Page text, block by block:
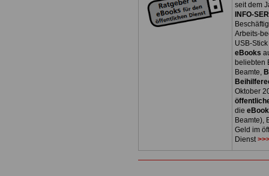
seit dem
INFO-
Arbeits-
USB-
eBooks
beliebten
Beamte,
Oktober
die
Beamte),
Geld im
Dienst